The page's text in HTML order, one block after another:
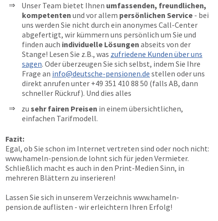
Unser Team bietet Ihnen umfassenden, freundlichen,
kompetenten und vor allem persönlichen Service - bei
uns werden Sie nicht durch ein anonymes Call-Center
abgefertigt, wir kümmern uns persönlich um Sie und
finden auch individuelle Lösungen abseits von der
Stange! Lesen Sie z.B., was zufriedene Kunden über uns
sagen. Oder überzeugen Sie sich selbst, indem Sie Ihre
Frage an info@deutsche-pensionen.de stellen oder uns
direkt anrufen unter +49 351 410 88 50 (falls AB, dann
schneller Rückruf). Und dies alles
zu sehr fairen Preisen in einem übersichtlichen,
einfachen Tarifmodell.
Fazit:
Egal, ob Sie schon im Internet vertreten sind oder noch nicht:
www.hameln-pension.de lohnt sich für jeden Vermieter.
Schließlich macht es auch in den Print-Medien Sinn, in
mehreren Blättern zu inserieren!
Lassen Sie sich in unserem Verzeichnis www.hameln-
pension.de auflisten - wir erleichtern Ihren Erfolg!